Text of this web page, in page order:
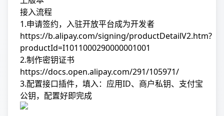
接入流程
1.申请签约，入驻开放平台成为开发者
https://b.alipay.com/signing/productDetailV2.htm?
productId=I1011000290000001001
2.制作密钥证书
https://docs.open.alipay.com/291/105971/
3.配置接口插件，填入：应用ID、商户私钥、支付宝
公钥，配置好即完成